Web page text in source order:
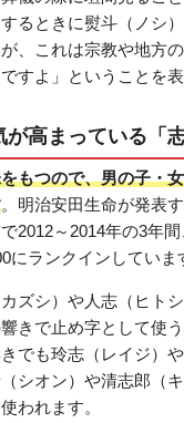
るときに熨斗（ノシ
、これは宗教や地方
すよ」ということを
高まっている「志
もつので、男の子・
。明治安田生命が発表
2012～2014年の3年
にランクインしていま
ズシ）や人志（ヒト
きで止め字として使
でも玲志（レイジ）
シオン）や清志郎（
われます。